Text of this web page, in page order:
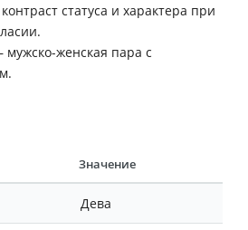
статуса и характера при
женская пара с
Значение
Дева